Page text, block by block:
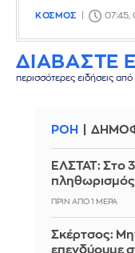
ΚΟΣΜΟΣ 07:45,
ΔΙΑΒΑΣΤΕ
περισσότερες ειδήσεις
ΡΟΗ
ΕΛΣΤΑΤ: Στο
πληθωρισμός
ΠΡΙΝ ΑΠΌ 1 ΜΈΡΑ
Σκέρτσος:
επενδύουμε